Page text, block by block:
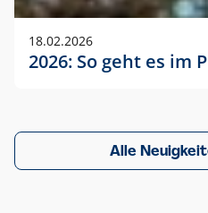
18.02.2026
2026: So geht es im
Alle